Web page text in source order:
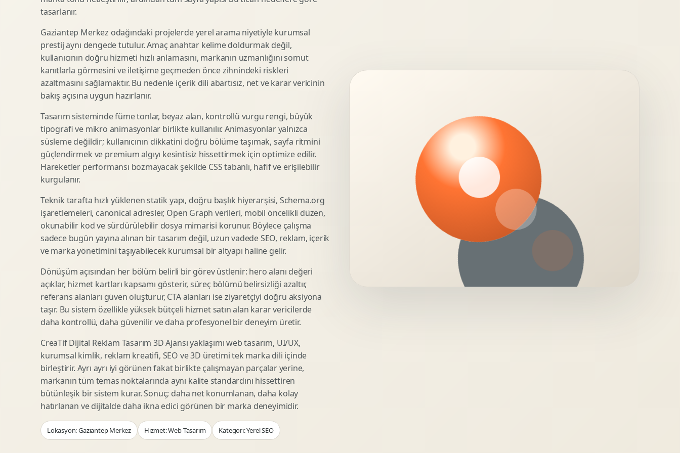
SEO Icerik Stratejisi
Schema Markup Optimizasyonu 3D Lansman Filmi Teknik Modelleme
Premium Ambalaj Tasarimi
Etiket Tasarimi
Kutu Tasarimi
Raf Gorunurlugu
Gida Ambalaj Tasarimi
Kozmetik Ambalaj Tasarimi
E Ticaret Kutu Tasarimi
Ambalaj Mockup Tasarimi
Afis Tasarimi
Brosur Tasarimi
Sosyal Medya Gorsel Tasarimi
Sunum Tasarimi
Katalog Tasarimi
Infografik Tasarimi
Fuaye Gorsel Tasarimi
Kurumsal Ilan Tasarimi
Marka Stratejisi
Marka Konumlandirma
Rekabet Analizi
Hedef Kitle Analizi
Marka Mimarisi
Deger Onerisi Tasarimi
Pazara Giris Stratejisi
Shopify Tasarim
Woocommerce Tasarim
Eticaret UX Optimizasyonu
Kategori Sayfasi Tasarimi
Sepet Odeme UX
Eticaret SEO Altyapisi
Lead Generation Landing Page
Reklam Landing Page
Webinar Landing Page
App Landing Page
Form Optimizasyonu
Sales Page Tasarimi
Display Banner Tasarimi
Video Reklam Kreatifi
Outdoor Reklam Tasarimi
Performans Kreatif Seti
Story Reklam Tasarimi
Statik Reklam Gorseli
Motion Banner Tasarimi
Logo Animasyonu
Mikro Animasyon Tasarimi
Reklam Motion Video
Arayuz Animasyonu
Sosyal Medya Motion
Webgl Deneyim Tasarimi
AI Gorsel Konsept
No Code Prototip
Veri Gorsellestirme
tasarlanır.
Gaziantep Merkez odağındaki projelerde yerel arama niyetiyle kurumsal
prestij aynı dengede tutulur. Amaç anahtar kelime doldurmak değil,
kullanıcının doğru hizmeti hızlı anlamasını, markanın uzmanlığını somut
kanıtlarla görmesini ve iletişime geçmeden önce zihnindeki riskleri
azaltmasını sağlamaktır. Bu nedenle içerik dili abartısız, net ve karar vericinin
bakış açısına uygun hazırlanır.
Tasarım sisteminde füme tonlar, beyaz alan, kontrollü vurgu rengi, büyük
tipografi ve mikro animasyonlar birlikte kullanılır. Animasyonlar yalnızca
süsleme değildir; kullanıcının dikkatini doğru bölüme taşımak, sayfa ritmini
güçlendirmek ve premium algıyı kesintisiz hissettirmek için optimize edilir.
Hareketler performansı bozmayacak şekilde CSS tabanlı, hafif ve erişilebilir
kurgulanır.
Teknik tarafta hızlı yüklenen statik yapı, doğru başlık hiyerarşisi, Schema.org
işaretlemeleri, canonical adresler, Open Graph verileri, mobil öncelikli düzen,
okunabilir kod ve sürdürülebilir dosya mimarisi korunur. Böylece çalışma
sadece bugün yayına alınan bir tasarım değil, uzun vadede SEO, reklam, içerik
ve marka yönetimini taşıyabilecek kurumsal bir altyapı haline gelir.
Dönüşüm açısından her bölüm belirli bir görev üstlenir: hero alanı değeri
açıklar, hizmet kartları kapsamı gösterir, süreç bölümü belirsizliği azaltır,
referans alanları güven oluşturur, CTA alanları ise ziyaretçiyi doğru aksiyona
taşır. Bu sistem özellikle yüksek bütçeli hizmet satın alan karar vericilerde
daha kontrollü, daha güvenilir ve daha profesyonel bir deneyim üretir.
CreaTif Dijital Reklam Tasarım 3D Ajansı yaklaşımı web tasarım, UI/UX,
kurumsal kimlik, reklam kreatifi, SEO ve 3D üretimi tek marka dili içinde
birleştirir. Ayrı ayrı iyi görünen fakat birlikte çalışmayan parçalar yerine,
markanın tüm temas noktalarında aynı kalite standardını hissettiren
bütünleşik bir sistem kurar. Sonuç; daha net konumlanan, daha kolay
hatırlanan ve dijitalde daha ikna edici görünen bir marka deneyimidir.
Lokasyon: Gaziantep Merkez Hizmet: Web Tasarım Kategori: Yerel SEO